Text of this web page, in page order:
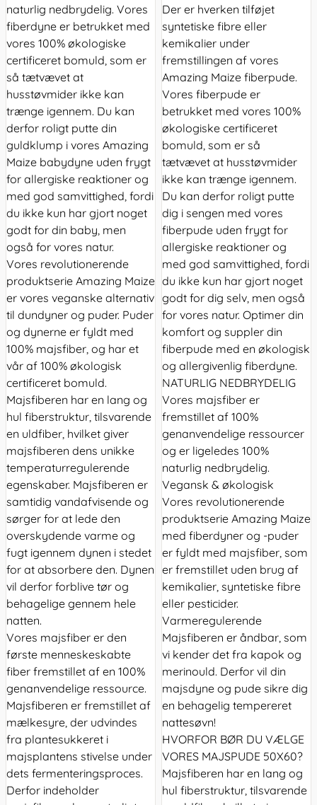
naturlig nedbrydelig. Vores
fiberdyne er betrukket med
vores 100% økologiske
certificeret bomuld, som er
så tætvævet at
husstøvmider ikke kan
trænge igennem. Du kan
derfor roligt putte din
guldklump i vores Amazing
Maize babydyne uden frygt
for allergiske reaktioner og
med god samvittighed, fordi
du ikke kun har gjort noget
godt for din baby, men
også for vores natur.
Vores revolutionerende
produktserie Amazing Maize
er vores veganske alternativ
til dundyner og puder. Puder
og dynerne er fyldt med
100% majsfiber, og har et
vår af 100% økologisk
certificeret bomuld.
Majsfiberen har en lang og
hul fiberstruktur, tilsvarende
en uldfiber, hvilket giver
majsfiberen dens unikke
temperaturregulerende
egenskaber. Majsfiberen er
samtidig vandafvisende og
sørger for at lede den
overskydende varme og
fugt igennem dynen i stedet
for at absorbere den. Dynen
vil derfor forblive tør og
behagelige gennem hele
natten.
Vores majsfiber er den
første menneskeskabte
fiber fremstillet af en 100%
genanvendelige ressource.
Majsfiberen er fremstillet af
mælkesyre, der udvindes
fra plantesukkeret i
majsplantens stivelse under
dets fermenteringsproces.
Derfor indeholder
Der er hverken tilføjet
syntetiske fibre eller
kemikalier under
fremstillingen af vores
Amazing Maize fiberpude.
Vores fiberpude er
betrukket med vores 100%
økologiske certificeret
bomuld, som er så
tætvævet at husstøvmider
ikke kan trænge igennem.
Du kan derfor roligt putte
dig i sengen med vores
fiberpude uden frygt for
allergiske reaktioner og
med god samvittighed, fordi
du ikke kun har gjort noget
godt for dig selv, men også
for vores natur. Optimer din
komfort og suppler din
fiberpude med en økologisk
og allergivenlig fiberdyne.
NATURLIG NEDBRYDELIG
Vores majsfiber er
fremstillet af 100%
genanvendelige ressourcer
og er ligeledes 100%
naturlig nedbrydelig.
Vegansk & økologisk
Vores revolutionerende
produktserie Amazing Maize
med fiberdyner og -puder
er fyldt med majsfiber, som
er fremstillet uden brug af
kemikalier, syntetiske fibre
eller pesticider.
Varmeregulerende
Majsfiberen er åndbar, som
vi kender det fra kapok og
merinould. Derfor vil din
majsdyne og pude sikre dig
en behagelig tempereret
nattesøvn!
HVORFOR BØR DU VÆLGE
VORES MAJSPUDE 50X60?
Majsfiberen har en lang og
hul fiberstruktur, tilsvarende